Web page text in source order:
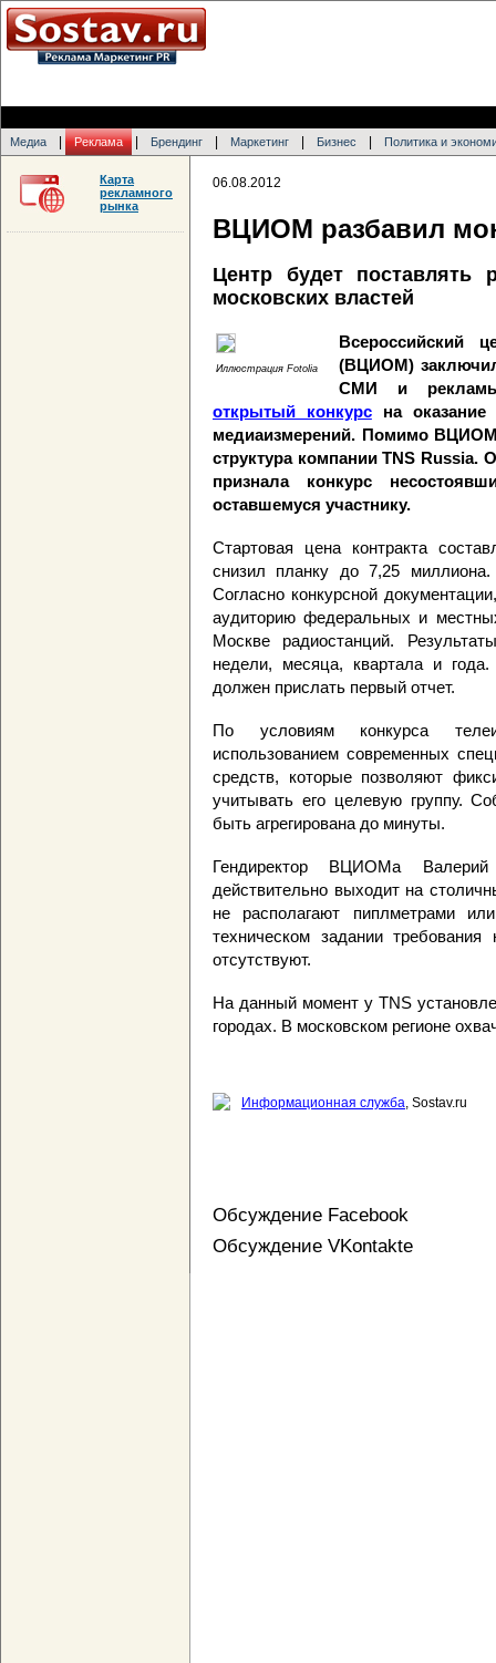
Медиа Реклама Брендинг Маркетинг Бизнес Политика и
06.08.2012
ВЦИОМ разбавил
Центр будет поставлять
московских властей
Иллюстрация Fotolia
Всероссийский
(ВЦИОМ) заключил
СМИ и рекламы.
открытый конкурсна оказание
медиаизмерений. Помимо
структура компании TNS Russia.
признала конкурс
оставшемуся участнику.
Стартовая цена контракта
снизил планку до 7,25
Согласно конкурсной
аудиторию федеральных и
Москве радиостанций.
недели, месяца, квартала и
должен прислать первый отчет.
По условиям конкурса
использованием современных
средств, которые позволяют
учитывать его целевую группу.
быть агрегирована до минуты.
Гендиректор ВЦИОМа
действительно выходит на
не располагают пиплметрами
техническом задании требования
отсутствуют.
На данный момент у TNS
городах. В московском регионе
Информационная служба, Sostav.ru
Обсуждение Facebook
Обсуждение VKontakte
Карта
рекламного
рынка